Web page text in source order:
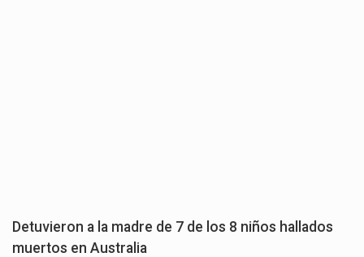
Detuvieron a la madre de 7 de los 8 niños hallados
muertos en Australia